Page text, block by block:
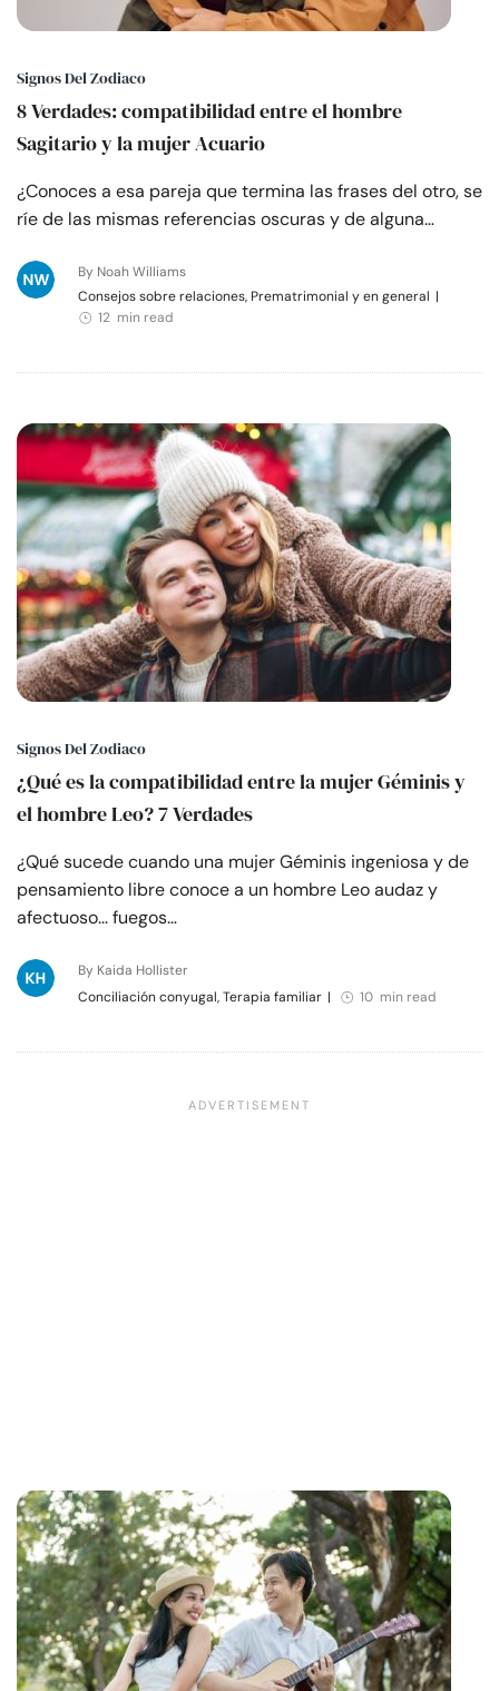
Signos Del Zodiaco
8 Verdades: compatibilidad entre el hombre
Sagitario y la mujer Acuario
¿Conoces a esa pareja que termina las frases del otro, se
ríe de las mismas referencias oscuras y de alguna…
By Noah Williams
Consejos sobre relaciones, Prematrimonial y en general |
12 min read
Signos Del Zodiaco
¿Qué es la compatibilidad entre la mujer Géminis y
el hombre Leo? 7 Verdades
¿Qué sucede cuando una mujer Géminis ingeniosa y de
pensamiento libre conoce a un hombre Leo audaz y
afectuoso... fuegos…
By Kaida Hollister
Conciliación conyugal, Terapia familiar | 10 min read